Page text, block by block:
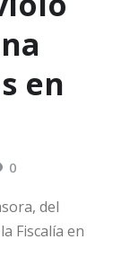
en
0
del
Fiscalía en